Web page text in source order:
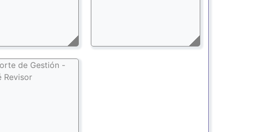
de Gestión -
Revisor